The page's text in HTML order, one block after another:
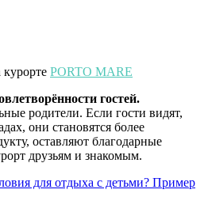
PORTO MARE
гостей.
родители. Если гости видят,
они становятся более
оставляют благодарные
друзьям и знакомым.
для отдыха с детьми? Пример